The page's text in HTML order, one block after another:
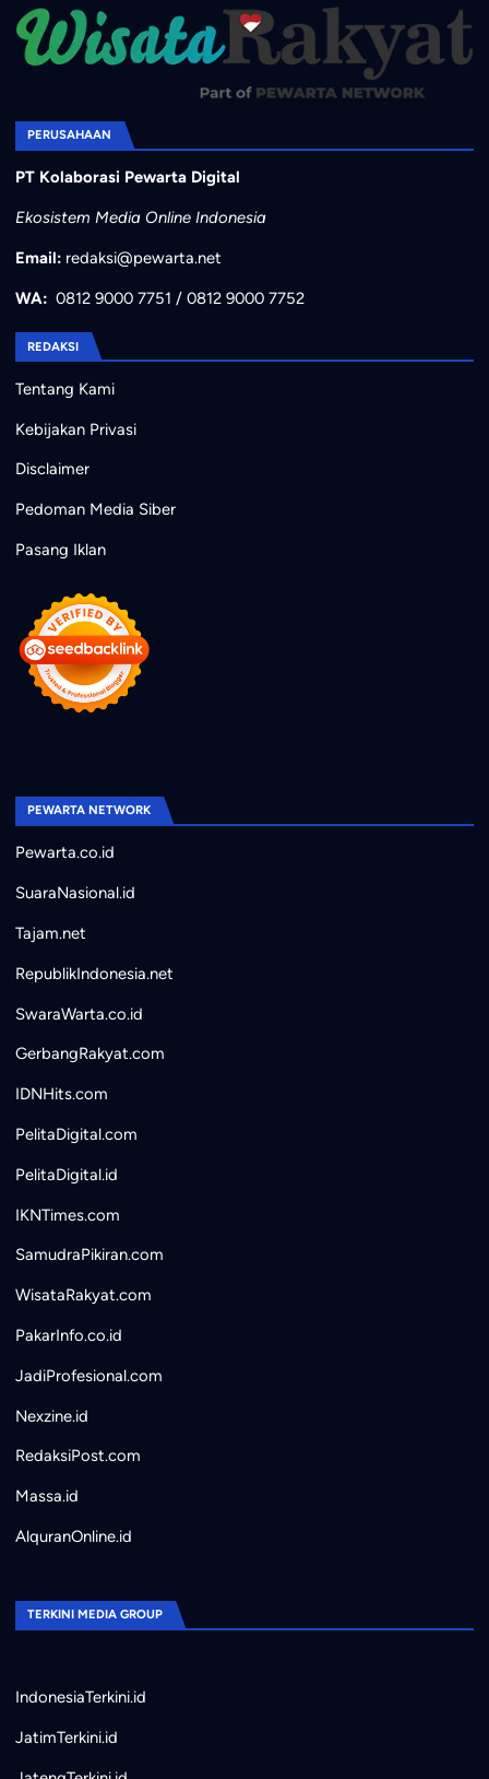
PERUSAHAAN
PT Kolaborasi Pewarta Digital
Ekosistem Media Online Indonesia
Email: redaksi@pewarta.net
WA: 0812 9000 7751 / 0812 9000 7752
REDAKSI
Tentang Kami
Kebijakan Privasi
Disclaimer
Pedoman Media Siber
Pasang Iklan
PEWARTA NETWORK
Pewarta.co.id
SuaraNasional.id
Tajam.net
RepublikIndonesia.net
SwaraWarta.co.id
GerbangRakyat.com
IDNHits.com
PelitaDigital.com
PelitaDigital.id
IKNTimes.com
SamudraPikiran.com
WisataRakyat.com
PakarInfo.co.id
JadiProfesional.com
Nexzine.id
RedaksiPost.com
Massa.id
AlquranOnline.id
TERKINI MEDIA GROUP
IndonesiaTerkini.id
JatimTerkini.id